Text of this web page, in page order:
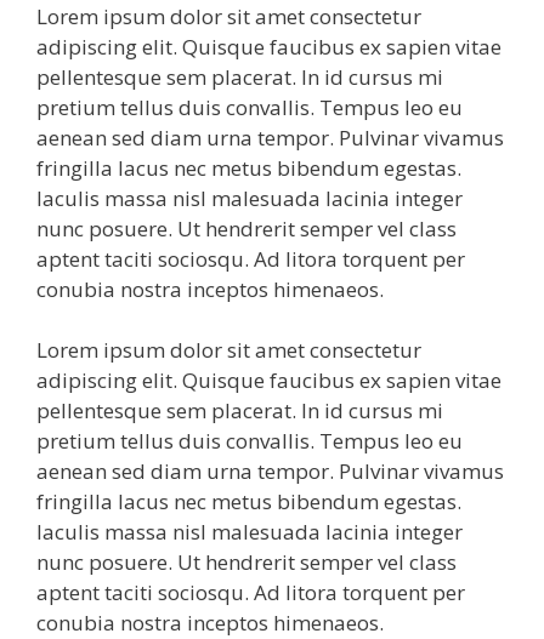
Lorem ipsum dolor sit amet consectetur
adipiscing elit. Quisque faucibus ex sapien vitae
pellentesque sem placerat. In id cursus mi
pretium tellus duis convallis. Tempus leo eu
aenean sed diam urna tempor. Pulvinar vivamus
fringilla lacus nec metus bibendum egestas.
Iaculis massa nisl malesuada lacinia integer
nunc posuere. Ut hendrerit semper vel class
aptent taciti sociosqu. Ad litora torquent per
conubia nostra inceptos himenaeos.
Lorem ipsum dolor sit amet consectetur
adipiscing elit. Quisque faucibus ex sapien vitae
pellentesque sem placerat. In id cursus mi
pretium tellus duis convallis. Tempus leo eu
aenean sed diam urna tempor. Pulvinar vivamus
fringilla lacus nec metus bibendum egestas.
Iaculis massa nisl malesuada lacinia integer
nunc posuere. Ut hendrerit semper vel class
aptent taciti sociosqu. Ad litora torquent per
conubia nostra inceptos himenaeos.